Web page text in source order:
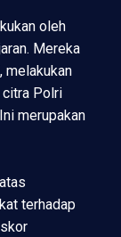
oleh
Mereka
melakukan
citra Polri
merupakan
terhadap